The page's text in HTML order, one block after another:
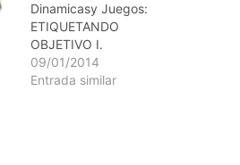
Dinamicasy Juegos:
ETIQUETANDO
OBJETIVO I.
Proporcionar
oportunidades para
09/01/2014
Entrada similar